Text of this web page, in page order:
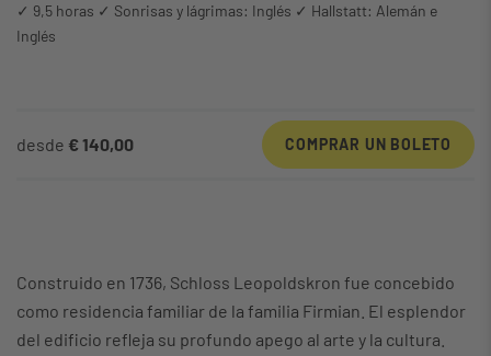
✓ 9,5 horas ✓ Sonrisas y lágrimas: Inglés ✓ Hallstatt: Alemán e
Inglés
desde € 140,00 COMPRAR UN BOLETO
Construido en 1736, Schloss Leopoldskron fue concebido
como residencia familiar de la familia Firmian. El esplendor
del edificio refleja su profundo apego al arte y la cultura.